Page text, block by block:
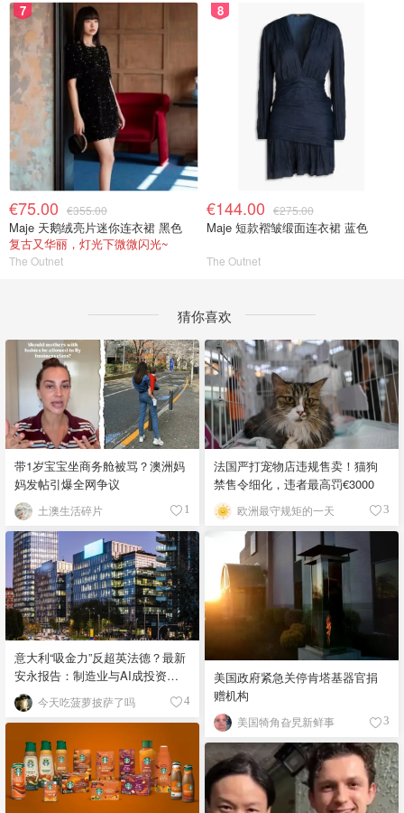
7
€75.00 €355.00
Maje 天鹅绒亮片迷你连衣裙 黑色
复古又华丽，灯光下微微闪光~
The Outnet
8
€144.00 €275.00
Maje 短款褶皱缎面连衣裙 蓝色
The Outnet
猜你喜欢
带1岁宝宝坐商务舱被骂？澳洲妈
妈发帖引爆全网争议
土澳生活碎片 1
法国严打宠物店违规售卖！猫狗
禁售令细化，违者最高罚€3000
欧洲最守规矩的一天 3
意大利“吸金力”反超英法德？最新
安永报告：制造业与AI成投资新
宠！ 今天吃菠萝披萨了吗 4
美国政府紧急关停肯塔基器官捐
赠机构
美国犄角旮旯新鲜事 3